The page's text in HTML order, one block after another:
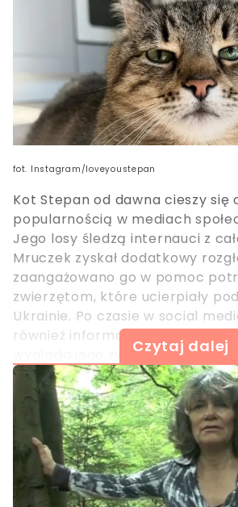
fot. Instagram/loveyoustepan
Kot Stepan od dawna cieszy się
popularnością w mediach
Jego losy śledzą internauci z
Mruczek zyskał dodatkowy
zaangażowano go w pomoc
zwierzętom, które ucierpiały
Ukrainie. Po czasie w social
również informacja o jego
wygląda jego życie?Czytaj dalej